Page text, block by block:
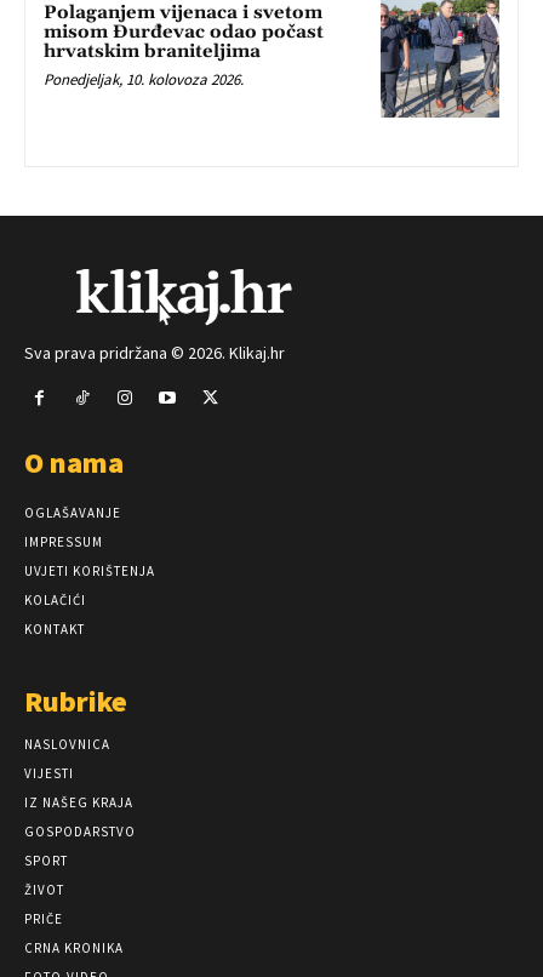
Polaganjem vijenaca i svetom
misom Đurđevac odao počast
hrvatskim braniteljima
Ponedjeljak, 10. kolovoza 2026.
Sva prava pridržana © 2026. Klikaj.hr
O nama
OGLAŠAVANJE
IMPRESSUM
UVJETI KORIŠTENJA
KOLAČIĆI
KONTAKT
Rubrike
NASLOVNICA
VIJESTI
IZ NAŠEG KRAJA
GOSPODARSTVO
SPORT
ŽIVOT
PRIČE
CRNA KRONIKA